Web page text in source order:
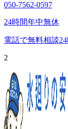
050-7562-0597
24時間年中無休
電話で無料相談
2